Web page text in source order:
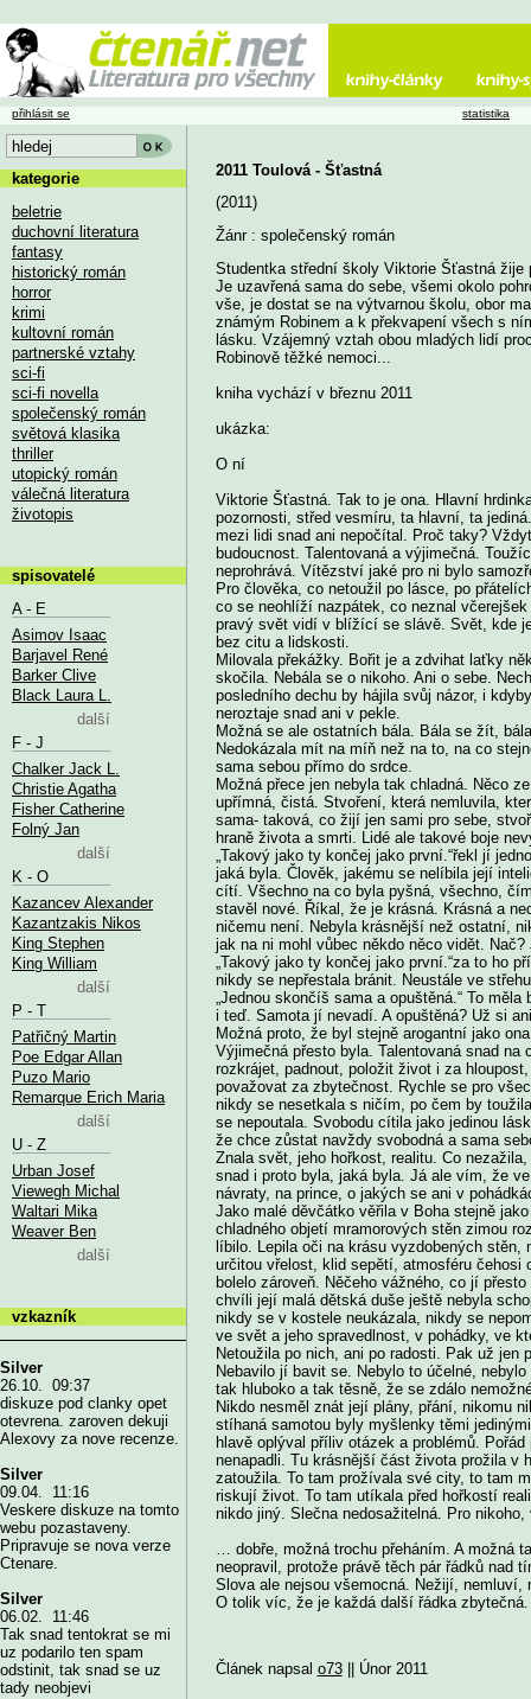
2011 Toulová - Šťastná
(2011)
Žánr : společenský román
Studentka střední školy Viktorie Šťastná
Je uzavřená sama do sebe, všemi okolo
vše, je dostat se na výtvarnou školu, obor
známým Robinem a k překvapení všech s
lásku. Vzájemný vztah obou mladých lidí
Robinově těžké nemoci...
kniha vychází v březnu 2011
ukázka:
O ní
Viktorie Šťastná. Tak to je ona. Hlavní
pozornosti, střed vesmíru, ta hlavní, ta
mezi lidi snad ani nepočítal. Proč taky?
budoucnost. Talentovaná a výjimečná.
neprohrává. Vítězství jaké pro ni bylo
Pro člověka, co netoužil po lásce, po
co se neohlíží nazpátek, co neznal
pravý svět vidí v blížící se slávě. Svět, kde
bez citu a lidskosti.
Milovala překážky. Bořit je a zdvihat laťky
skočila. Nebála se o nikoho. Ani o sebe.
posledního dechu by hájila svůj názor, i
neroztaje snad ani v pekle.
Možná se ale ostatních bála. Bála se žít,
Nedokázala mít na míň než na to, na co
sama sebou přímo do srdce.
Možná přece jen nebyla tak chladná. Něco
upřímná, čistá. Stvoření, která nemluvila,
sama- taková, co žijí jen sami pro sebe,
hraně života a smrti. Lidé ale takové boje
„Takový jako ty končej jako první.“řekl jí
jaká byla. Člověk, jakému se nelíbila její
cítí. Všechno na co byla pyšná, všechno,
stavěl nové. Říkal, že je krásná. Krásná a
ničemu není. Nebyla krásnější než ostatní,
jak na ni mohl vůbec někdo něco vidět.
„Takový jako ty končej jako první.“za to ho
nikdy se nepřestala bránit. Neustále ve
„Jednou skončíš sama a opuštěná.“ To
i teď. Samota jí nevadí. A opuštěná? Už si
Možná proto, že byl stejně arogantní jako
Výjimečná přesto byla. Talentovaná snad
rozkrájet, padnout, položit život i za
považovat za zbytečnost. Rychle se pro
nikdy se nesetkala s ničím, po čem by
se nepoutala. Svobodu cítila jako jedinou
že chce zůstat navždy svobodná a sama
Znala svět, jeho hořkost, realitu. Co
snad i proto byla, jaká byla. Já ale vím, že
návraty, na prince, o jakých se ani v
Jako malé děvčátko věřila v Boha stejně
chladného objetí mramorových stěn zimou
líbilo. Lepila oči na krásu vyzdobených
určitou vřelost, klid sepětí, atmosféru čehosi
bolelo zároveň. Něčeho vážného, co jí
chvíli její malá dětská duše ještě nebyla
nikdy se v kostele neukázala, nikdy se
ve svět a jeho spravedlnost, v pohádky, ve
Netoužila po nich, ani po radosti. Pak už jen
Nebavilo jí bavit se. Nebylo to účelné,
tak hluboko a tak těsně, že se zdálo
Nikdo nesměl znát její plány, přání, nikomu
stíhaná samotou byly myšlenky těmi
hlavě oplýval příliv otázek a problémů.
nenapadli. Tu krásnější část života prožila v
zatoužila. To tam prožívala své city, to tam
riskují život. To tam utíkala před hořkostí
nikdo jiný. Slečna nedosažitelná. Pro nikoho,
… dobře, možná trochu přeháním. A možná
neopravil, protože právě těch pár řádků nad
Slova ale nejsou všemocná. Nežijí,
O tolik víc, že je každá další řádka zbytečná.
Článek napsal o73|| Únor 2011
přihlásit se statistika
kategorie
beletrie
duchovní literatura
fantasy
historický román
horror
krimi
kultovní román
partnerské vztahy
sci-fi
sci-fi novella
společenský román
světová klasika
thriller
utopický román
válečná literatura
životopis
spisovatelé
A - E
Asimov Isaac
Barjavel René
Barker Clive
Black Laura L.
další
F - J
Chalker Jack L.
Christie Agatha
Fisher Catherine
Folný Jan
další
K - O
Kazancev Alexander
Kazantzakis Nikos
King Stephen
King William
další
P - T
Patřičný Martin
Poe Edgar Allan
Puzo Mario
Remarque Erich Maria
další
U - Z
Urban Josef
Viewegh Michal
Waltari Mika
Weaver Ben
další
vzkazník
Silver
26.10. 09:37
diskuze pod clanky opet
otevrena. zaroven dekuji
Alexovy za nove recenze.
Silver
09.04. 11:16
Veskere diskuze na tomto
webu pozastaveny.
Pripravuje se nova verze
Ctenare.
Silver
06.02. 11:46
Tak snad tentokrat se mi
uz podarilo ten spam
odstinit, tak snad se uz
tady neobjevi